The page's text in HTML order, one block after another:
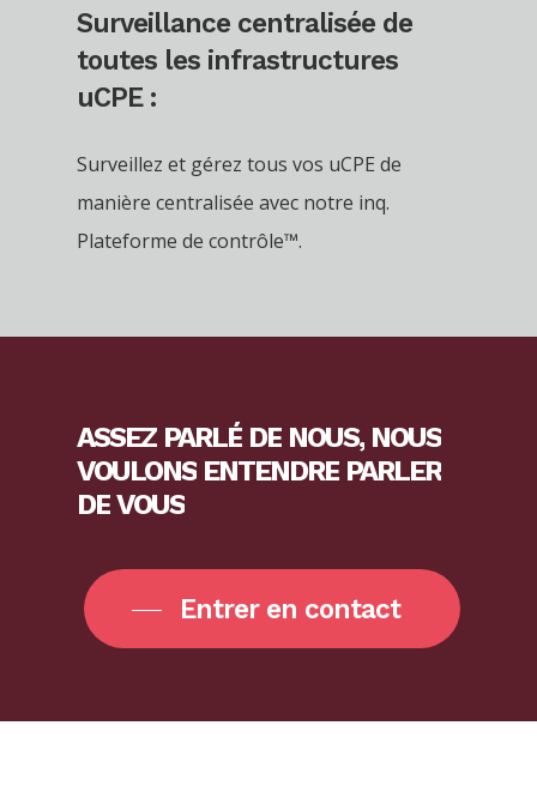
Surveillance centralisée de
toutes les infrastructures
uCPE :
Surveillez et gérez tous vos uCPE de
manière centralisée avec notre inq.
Plateforme de contrôle™.
ASSEZ PARLÉ DE NOUS, NOUS
VOULONS ENTENDRE PARLER
DEVOUS
Entrer en contact